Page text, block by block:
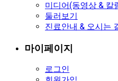
미디어(동영상 & 칼
둘러보기
진료안내 & 오시는
마이페이지
로그인